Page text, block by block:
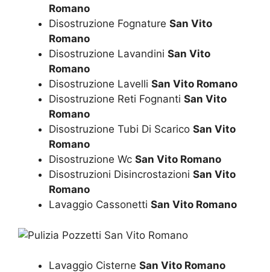
Romano
Disostruzione Fognature San Vito
Romano
Disostruzione Lavandini San Vito
Romano
Disostruzione Lavelli San Vito Romano
Disostruzione Reti Fognanti San Vito
Romano
Disostruzione Tubi Di Scarico San Vito
Romano
Disostruzione Wc San Vito Romano
Disostruzioni Disincrostazioni San Vito
Romano
Lavaggio Cassonetti San Vito Romano
Lavaggio Cisterne San Vito Romano